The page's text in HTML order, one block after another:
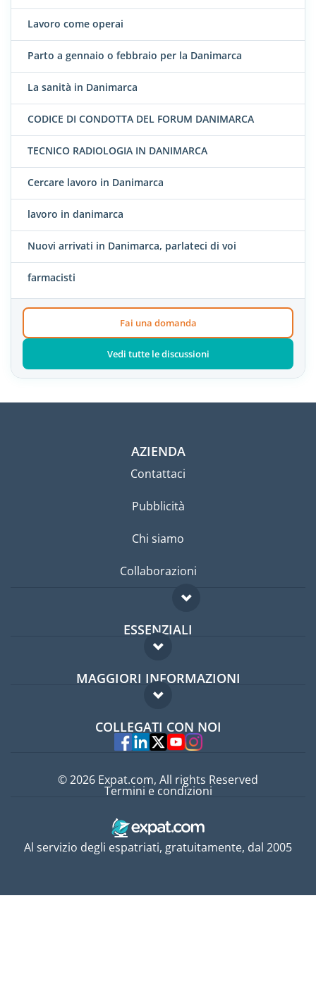
Lavoro come operai
Parto a gennaio o febbraio per la Danimarca
La sanità in Danimarca
CODICE DI CONDOTTA DEL FORUM DANIMARCA
TECNICO RADIOLOGIA IN DANIMARCA
Cercare lavoro in Danimarca
lavoro in danimarca
Nuovi arrivati in Danimarca, parlateci di voi
farmacisti
Fai una domanda
Vedi tutte le discussioni
AZIENDA
Contattaci
Pubblicità
Chi siamo
Collaborazioni
ESSENZIALI
Forum per expat
Guida per expat
MAGGIORI INFORMAZIONI
Domande frequenti
Esperti
COLLEGATI CON NOI
Al servizio degli espatriati, gratuitamente, dal 2005
© 2026 Expat.com, All rights Reserved
Termini e condizioni